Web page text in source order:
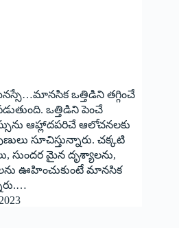
ఒత్తిడిని తగ్గించే
ఒత్తిడిని పెంచే
ఆహ్లాదపరిచే ఆలోచనలకు
సూచిస్తున్నారు. చక్కటి
సుందర మైన దృశ్యాలను,
ఊహించుకుంటే మానసిక